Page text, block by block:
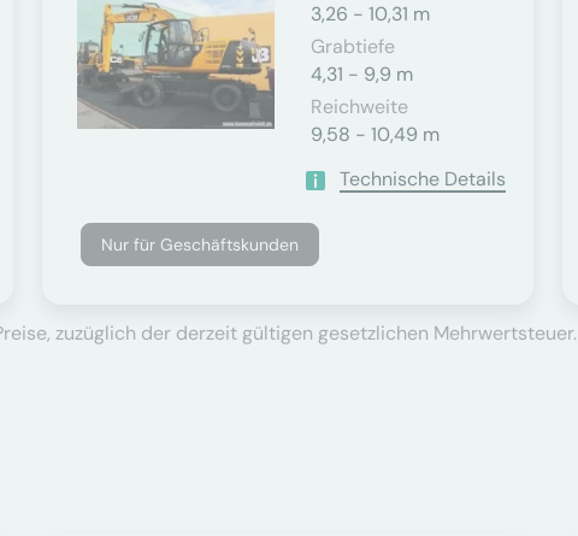
3,26 - 10,31 m
Grabtiefe
4,31 - 9,9 m
Reichweite
9,58 - 10,49 m
Technische Details
Nur für Geschäftskunden
zuzüglich der derzeit gültigen gesetzlichen Mehrwertsteuer.